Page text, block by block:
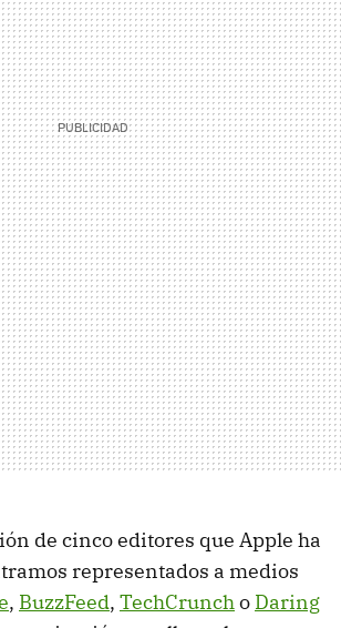
de cinco editores que Apple ha
representados a medios
, BuzzFeed, TechCruncho Daring